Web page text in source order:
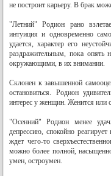
не построит карьеру. В брак
"Летний" Родион рано
интуиция и одновременно
удается, характер его
раздражительным, пока опять
окружающими, в их внимании.
Склонен к завышенной
остановиться. Родион
интерес у женщин. Женится или
"Осенний" Родион менее
депрессию, спокойно
ждет чего-то
можно более полной,
умен, остроумен.